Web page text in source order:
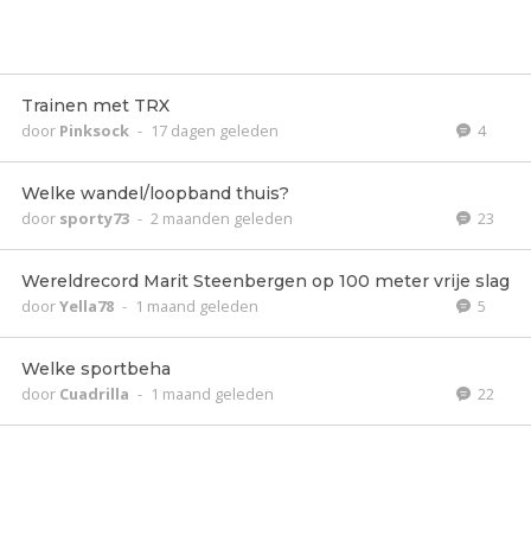
Trainen met TRX
door Pinksock - 17 dagen geleden 4
Welke wandel/loopband thuis?
door sporty73 - 2 maanden geleden 23
Wereldrecord Marit Steenbergen op 100 meter vrije slag
doorYella78 - 1 maand geleden 5
Welke sportbeha
door Cuadrilla - 1 maand geleden 22